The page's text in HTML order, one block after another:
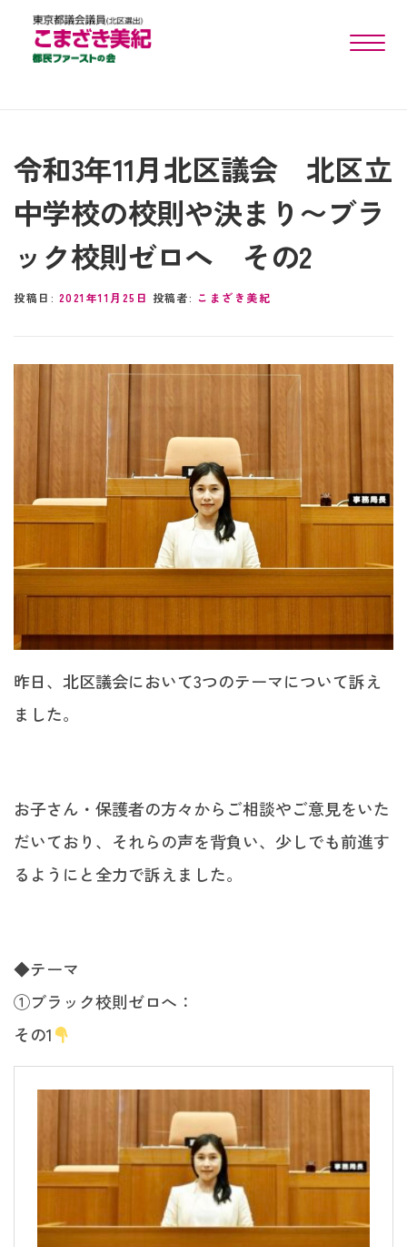
toggle
令和3年11月北区議会 北区立
中学校の校則や決まり〜ブラ
ック校則ゼロへ その2
投稿日: 2021年11月25日 投稿者: こまざき美紀
昨日、北区議会において3つのテーマについて訴え
ました。
お子さん・保護者の方々からご相談やご意見をいた
だいており、それらの声を背負い、少しでも前進す
るようにと全力で訴えました。
◆テーマ
①ブラック校則ゼロへ：
その1